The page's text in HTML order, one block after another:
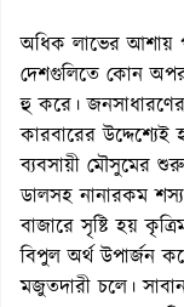
অধিক লাভের আশায়
দেশগুলিতে কোন
হু করে।
কারবারের
ব্যবসায়ী মৌসুমের
ডালসহ নানারকম
বাজারে সৃষ্টি হয়
বিপুল অর্থ উপার্জন
মজুতদারী চলে।